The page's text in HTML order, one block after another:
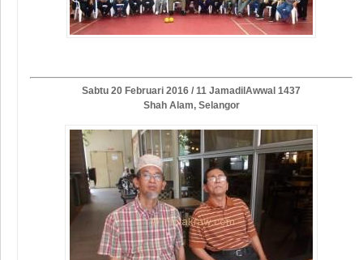
Sabtu 20 Februari 2016 / 11 JamadilAwwal 1437
Shah Alam, Selangor